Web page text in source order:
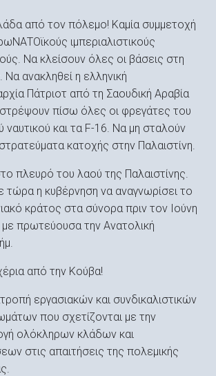
από τον πόλεμο! Καμία συμμετοχή
ιμπεριαλιστικούς
Να κλείσουν όλες οι βάσεις στη
ανακληθεί η ελληνική
Πάτριοτ από τη Σαουδική Αραβία
πίσω όλες οι φρεγάτες του
ναυτικού και τα F-16. Να μη σταλούν
κατοχής στην Παλαιστίνη.
πλευρό του λαού της Παλαιστίνης.
τώρα η κυβέρνηση να αναγνωρίσει το
κράτος στα σύνορα πριν τον Ιούνη
πρωτεύουσα την Ανατολική
από την Κούβα!
εργασιακών και συνδικαλιστικών
που σχετίζονται με την
ολόκληρων κλάδων και
στις απαιτήσεις της πολεμικής